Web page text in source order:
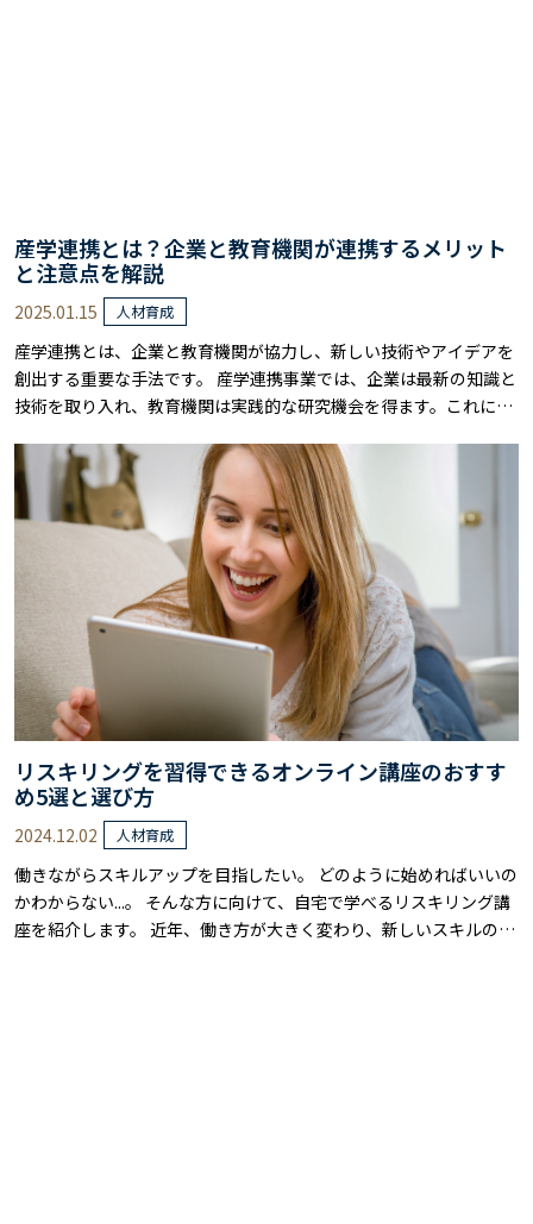
産学連携とは？企業と教育機関が連携するメリット
と注意点を解説
2025.01.15 人材育成
産学連携とは、企業と教育機関が協力し、新しい技術やアイデアを
創出する重要な手法です。 産学連携事業では、企業は最新の知識と
技術を取り入れ、教育機関は実践的な研究機会を得ます。これによ
し、連携には互いの目標や期待を明確にし、円滑なコミュニケーシ
ョンを保つことが不可欠です。 そこで本記事では、産学連携のメリ
ットと注意点について詳しく解説します……
リスキリングを習得できるオンライン講座のおすす
め5選と選び方
2024.12.02 人材育成
働きながらスキルアップを目指したい。 どのように始めればいいの
かわからない...。 そんな方に向けて、自宅で学べるリスキリング講
座を紹介します。 近年、働き方が大きく変わり、新しいスキルの習